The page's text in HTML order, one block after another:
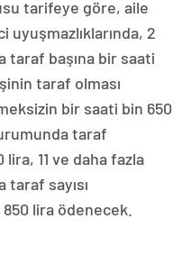
tarifeye göre, aile
2
taraf başına bir saati
taraf olması
bir saati bin 650
taraf
11 ve daha fazla
sayısı
lira ödenecek.